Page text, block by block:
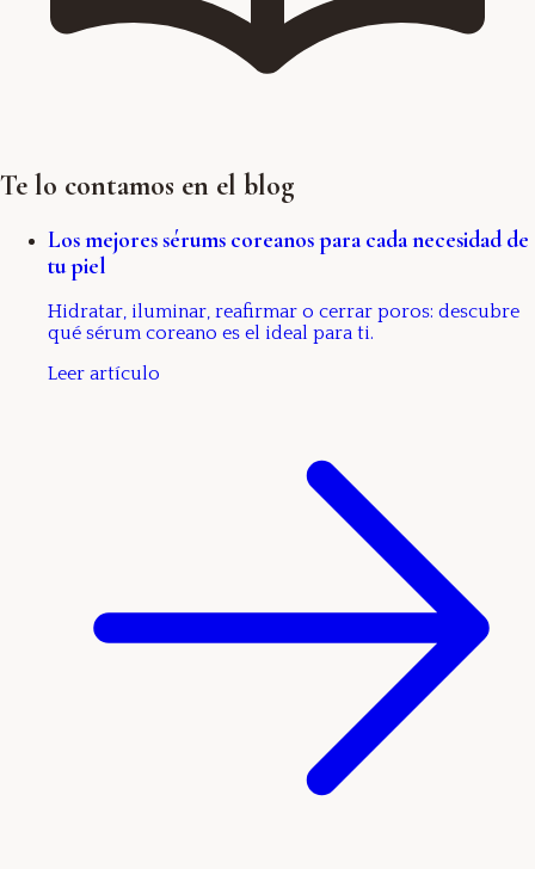
Te lo contamos en el blog
Los mejores sérums coreanos para cada necesidad de
tu piel
Hidratar, iluminar, reafirmar o cerrar poros: descubre
qué sérum coreano es el ideal para ti.
Leer artículo